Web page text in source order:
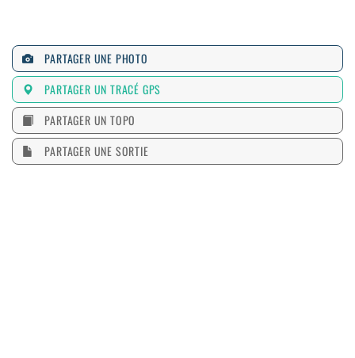
PARTAGER UNE PHOTO
PARTAGER UN TRACÉ GPS
PARTAGER UN TOPO
PARTAGER UNE SORTIE